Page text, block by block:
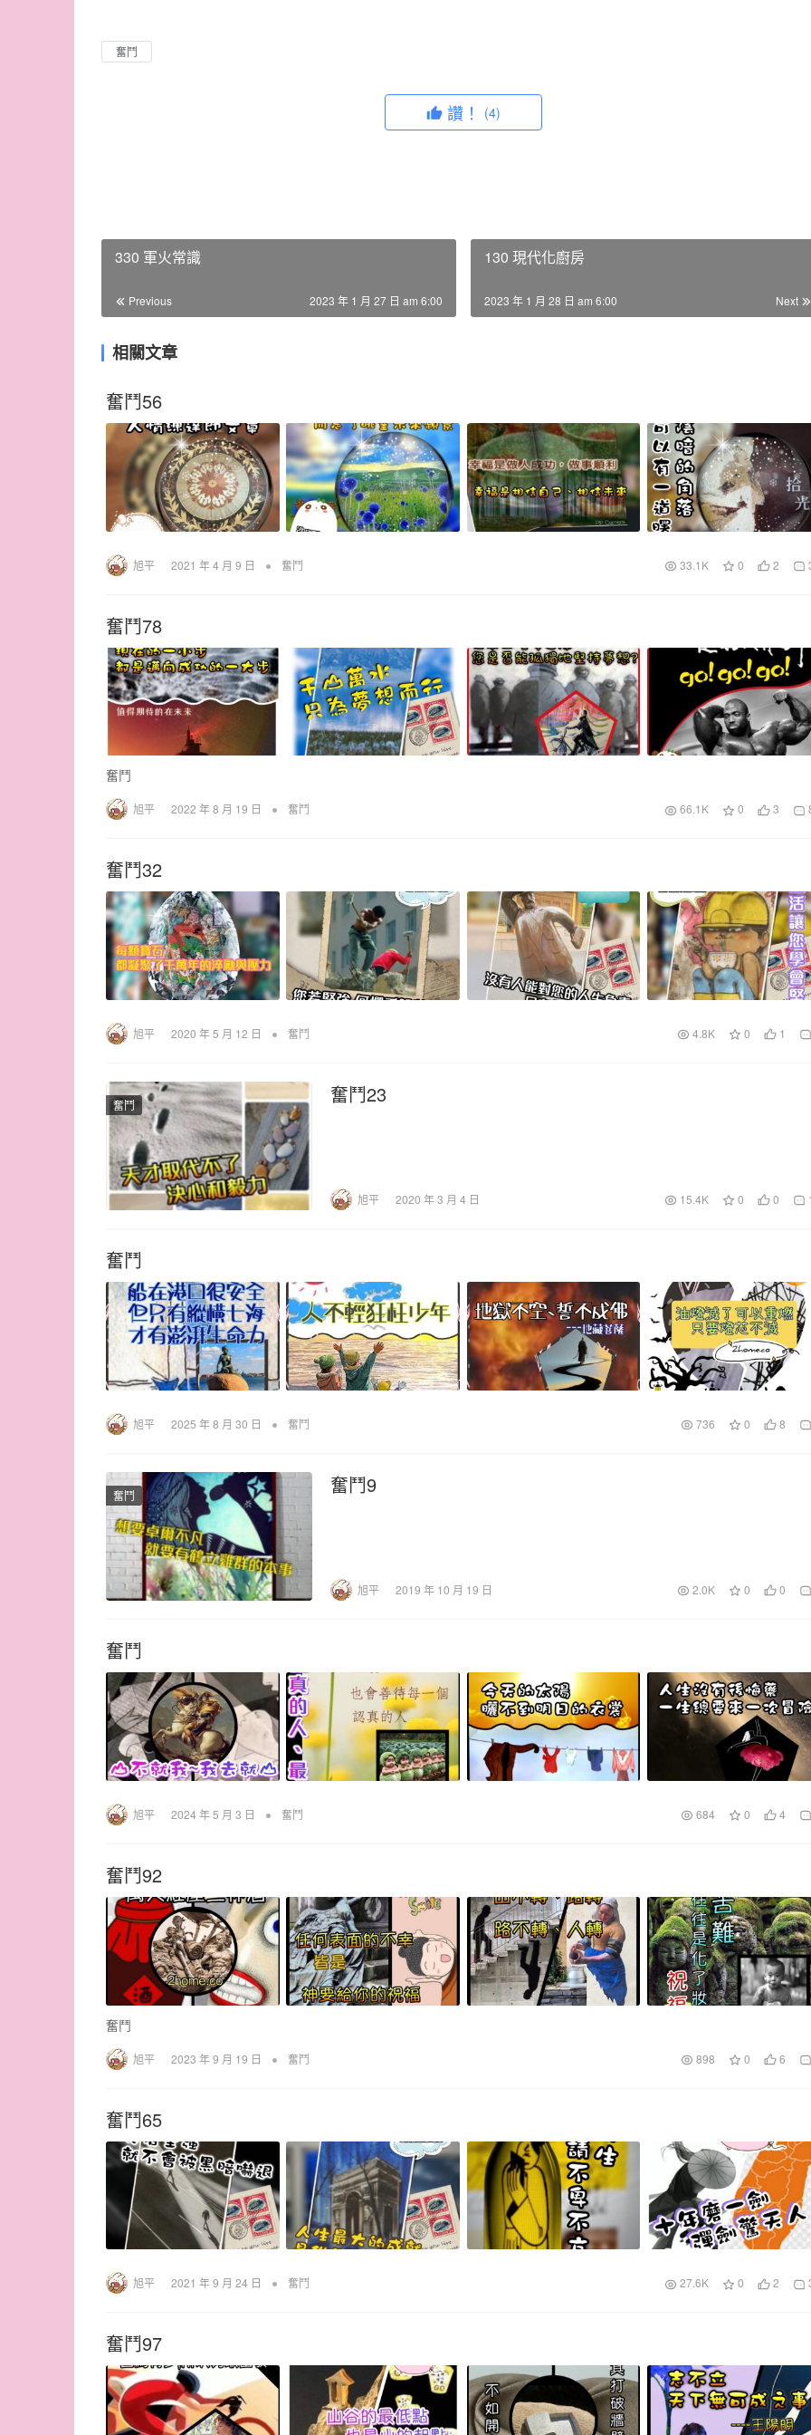
奮鬥
讚！ (4)
330 軍火常識
Previous 2023 年 1 月 27 日 am 6:00
130 現代化廚房
Next
2023 年 1 月 28 日 am 6:00
相關文章
奮鬥56
旭平 2021 年 4 月 9 日 • 奮鬥 33.1K 0 2
奮鬥78
奮鬥
旭平 2022 年 8 月 19 日 • 奮鬥 66.1K 0 3
奮鬥32
旭平 2020 年 5 月 12 日 • 奮鬥 4.8K 0 1
奮鬥 奮鬥23
旭平 2020 年 3 月 4 日 15.4K 0 0
奮鬥
旭平 2025 年 8 月 30 日 • 奮鬥 736 0 8
奮鬥 奮鬥9
旭平 2019 年 10 月 19 日 2.0K 0 0
奮鬥
旭平 2024 年 5 月 3 日 • 奮鬥 684 0 4
奮鬥92
奮鬥
旭平 2023 年 9 月 19 日 • 奮鬥 898 0 6
奮鬥65
旭平 2021 年 9 月 24 日 • 奮鬥 27.6K 0 2
奮鬥97